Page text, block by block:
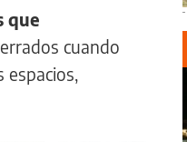
que
cuando
espacios,